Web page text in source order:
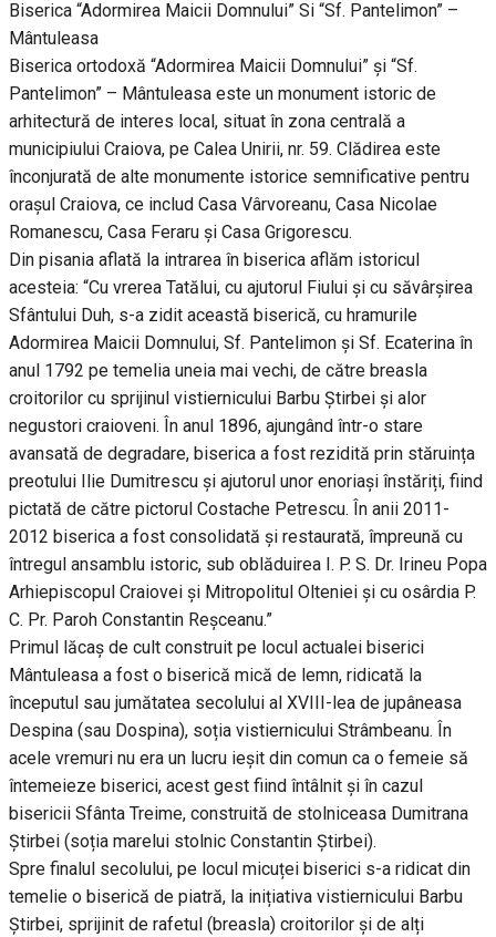
Biserica “Adormirea Maicii Domnului” Si “Sf. Pantelimon” –
Mântuleasa
Biserica ortodoxă “Adormirea Maicii Domnului” și “Sf.
Pantelimon” – Mântuleasa este un monument istoric de
arhitectură de interes local, situat în zona centrală a
municipiului Craiova, pe Calea Unirii, nr. 59. Clădirea este
înconjurată de alte monumente istorice semnificative pentru
orașul Craiova, ce includ Casa Vârvoreanu, Casa Nicolae
Romanescu, Casa Feraru și Casa Grigorescu.
Din pisania aflată la intrarea în biserica aflăm istoricul
acesteia: “Cu vrerea Tatălui, cu ajutorul Fiului și cu săvârșirea
Sfântului Duh, s-a zidit această biserică, cu hramurile
Adormirea Maicii Domnului, Sf. Pantelimon și Sf. Ecaterina în
anul 1792 pe temelia uneia mai vechi, de către breasla
croitorilor cu sprijinul vistiernicului Barbu Știrbei și alor
negustori craioveni. În anul 1896, ajungând într-o stare
avansată de degradare, biserica a fost rezidită prin stăruința
preotului Ilie Dumitrescu și ajutorul unor enoriași înstăriți, fiind
pictată de către pictorul Costache Petrescu. În anii 2011-
2012 biserica a fost consolidată și restaurată, împreună cu
întregul ansamblu istoric, sub oblăduirea I. P. S. Dr. Irineu Popa
Arhiepiscopul Craiovei și Mitropolitul Olteniei și cu osârdia P.
C. Pr. Paroh Constantin Reșceanu.”
Primul lăcaș de cult construit pe locul actualei biserici
Mântuleasa a fost o biserică mică de lemn, ridicată la
începutul sau jumătatea secolului al XVIII-lea de jupâneasa
Despina (sau Dospina), soția vistiernicului Strâmbeanu. În
acele vremuri nu era un lucru ieșit din comun ca o femeie să
întemeieze biserici, acest gest fiind întâlnit și în cazul
bisericii Sfânta Treime, construită de stolniceasa Dumitrana
Știrbei (soția marelui stolnic Constantin Știrbei).
Spre finalul secolului, pe locul micuței biserici s-a ridicat din
temelie o biserică de piatră, la inițiativa vistiernicului Barbu
Știrbei, sprijinit de rafetul (breasla) croitorilor și de alți